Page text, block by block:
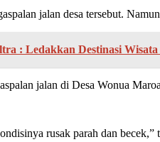
jalan desa tersebut.
: Ledakkan Destinasi
jalan di Desa Wonua
rusak parah dan becek,”